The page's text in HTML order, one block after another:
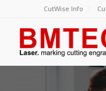
CutWise Info